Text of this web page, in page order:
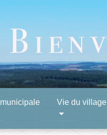
Vie du village